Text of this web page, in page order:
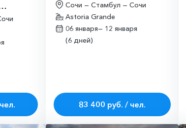
Сочи — Стамбул — Сочи
Astoria Grande
06 января— 12 января
(6 дней)
83 400 руб. / чел.